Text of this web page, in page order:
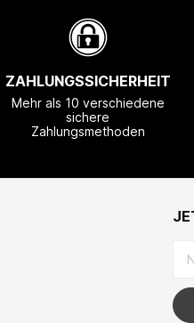
ZAHLUNGSSICHERHEIT
Mehr als 10 verschiedene
sichere
Zahlungsmethoden